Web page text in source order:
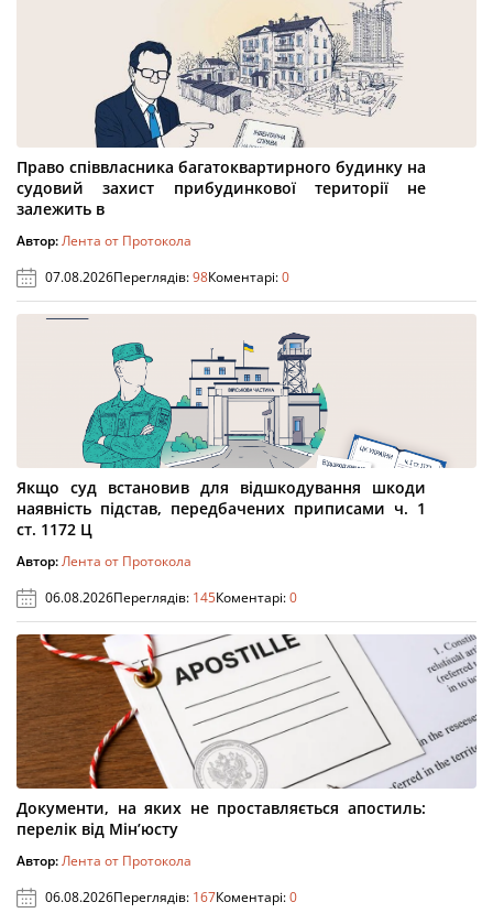
Право співвласника багатоквартирного будинку на
судовий захист прибудинкової території не
залежить в
Автор:Лента от Протокола
07.08.2026Переглядів:98Коментарі:0
Якщо суд встановив для відшкодування шкоди
наявність підстав, передбачених приписами ч. 1
ст. 1172 Ц
Автор:Лента от Протокола
06.08.2026Переглядів: 145Коментарі:0
Документи, на яких не проставляється апостиль:
перелік від Мін’юсту
Автор:Лента от Протокола
06.08.2026Переглядів: 167Коментарі:0